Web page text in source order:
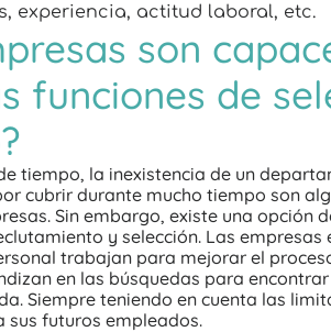
experiencia, actitud laboral, etc.
son
funciones de
tiempo, la inexistencia de un
cubrir durante mucho tiempo son
Sin embargo, existe una opción
y selección. Las empresas
trabajan para mejorar el
en las búsquedas para
Siempre teniendo en cuenta las
sus futuros empleados.